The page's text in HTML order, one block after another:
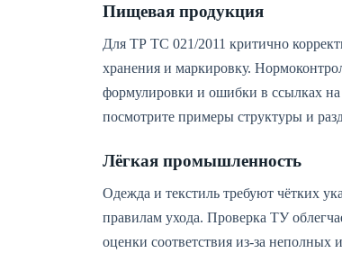
Пищевая продукция
Для ТР ТС 021/2011 критично
хранения и маркировку.
формулировки и ошибки в ссылках на
посмотрите примеры структуры и
Лёгкая промышленность
Одежда и текстиль требуют чётких
правилам ухода. Проверка ТУ
оценки соответствия из‑за